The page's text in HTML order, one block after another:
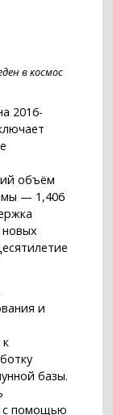
в космос
2016-
объём
— 1,406
и
базы.
с помощью